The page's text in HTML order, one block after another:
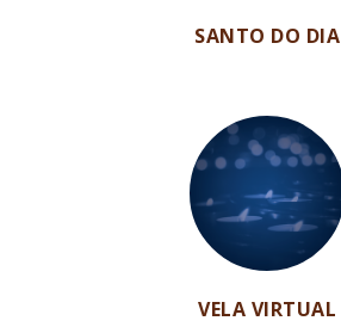
SANTO DO DIA
VELA VIRTUAL